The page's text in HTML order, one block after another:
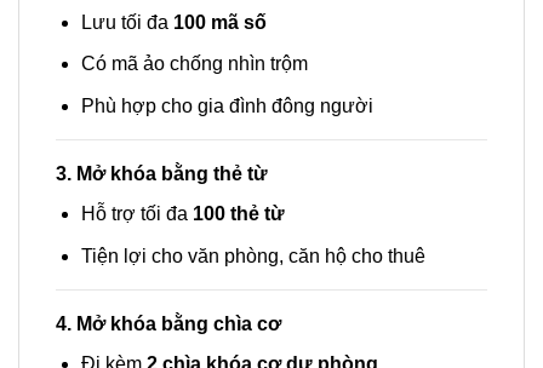
Lưu tối đa 100 mã số
Có mã ảo chống nhìn trộm
Phù hợp cho gia đình đông người
3. Mở khóa bằng thẻ từ
Hỗ trợ tối đa 100 thẻ từ
Tiện lợi cho văn phòng, căn hộ cho thuê
4. Mở khóa bằng chìa cơ
Đi kèm 2 chìa khóa cơ dự phòng